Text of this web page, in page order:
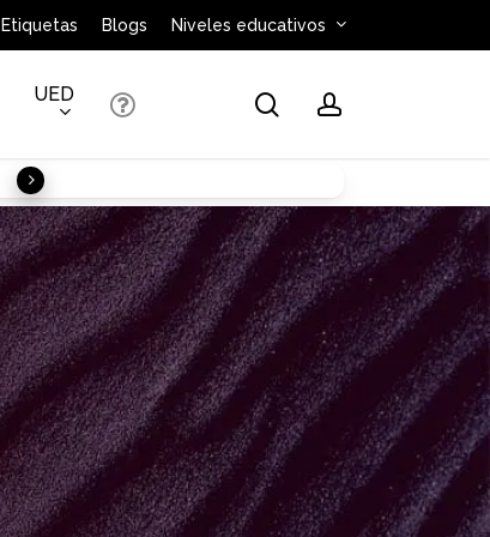
Etiquetas Blogs Niveles educativos
UED searchaccount